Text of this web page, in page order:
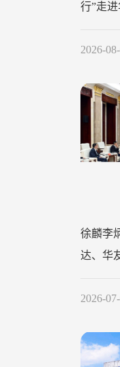
行”走
2026-
徐麟李
达、华
2026-